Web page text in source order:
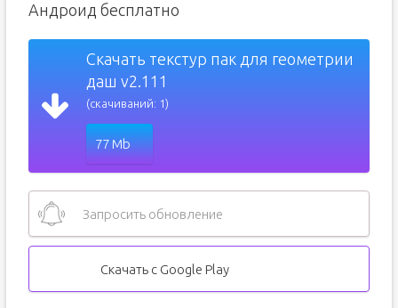
Андроид бесплатно
Скачать текстур пак для геометрии
даш v2.111
(скачиваний: 1)
77 Mb
Запросить обновление
Скачать с Google Play